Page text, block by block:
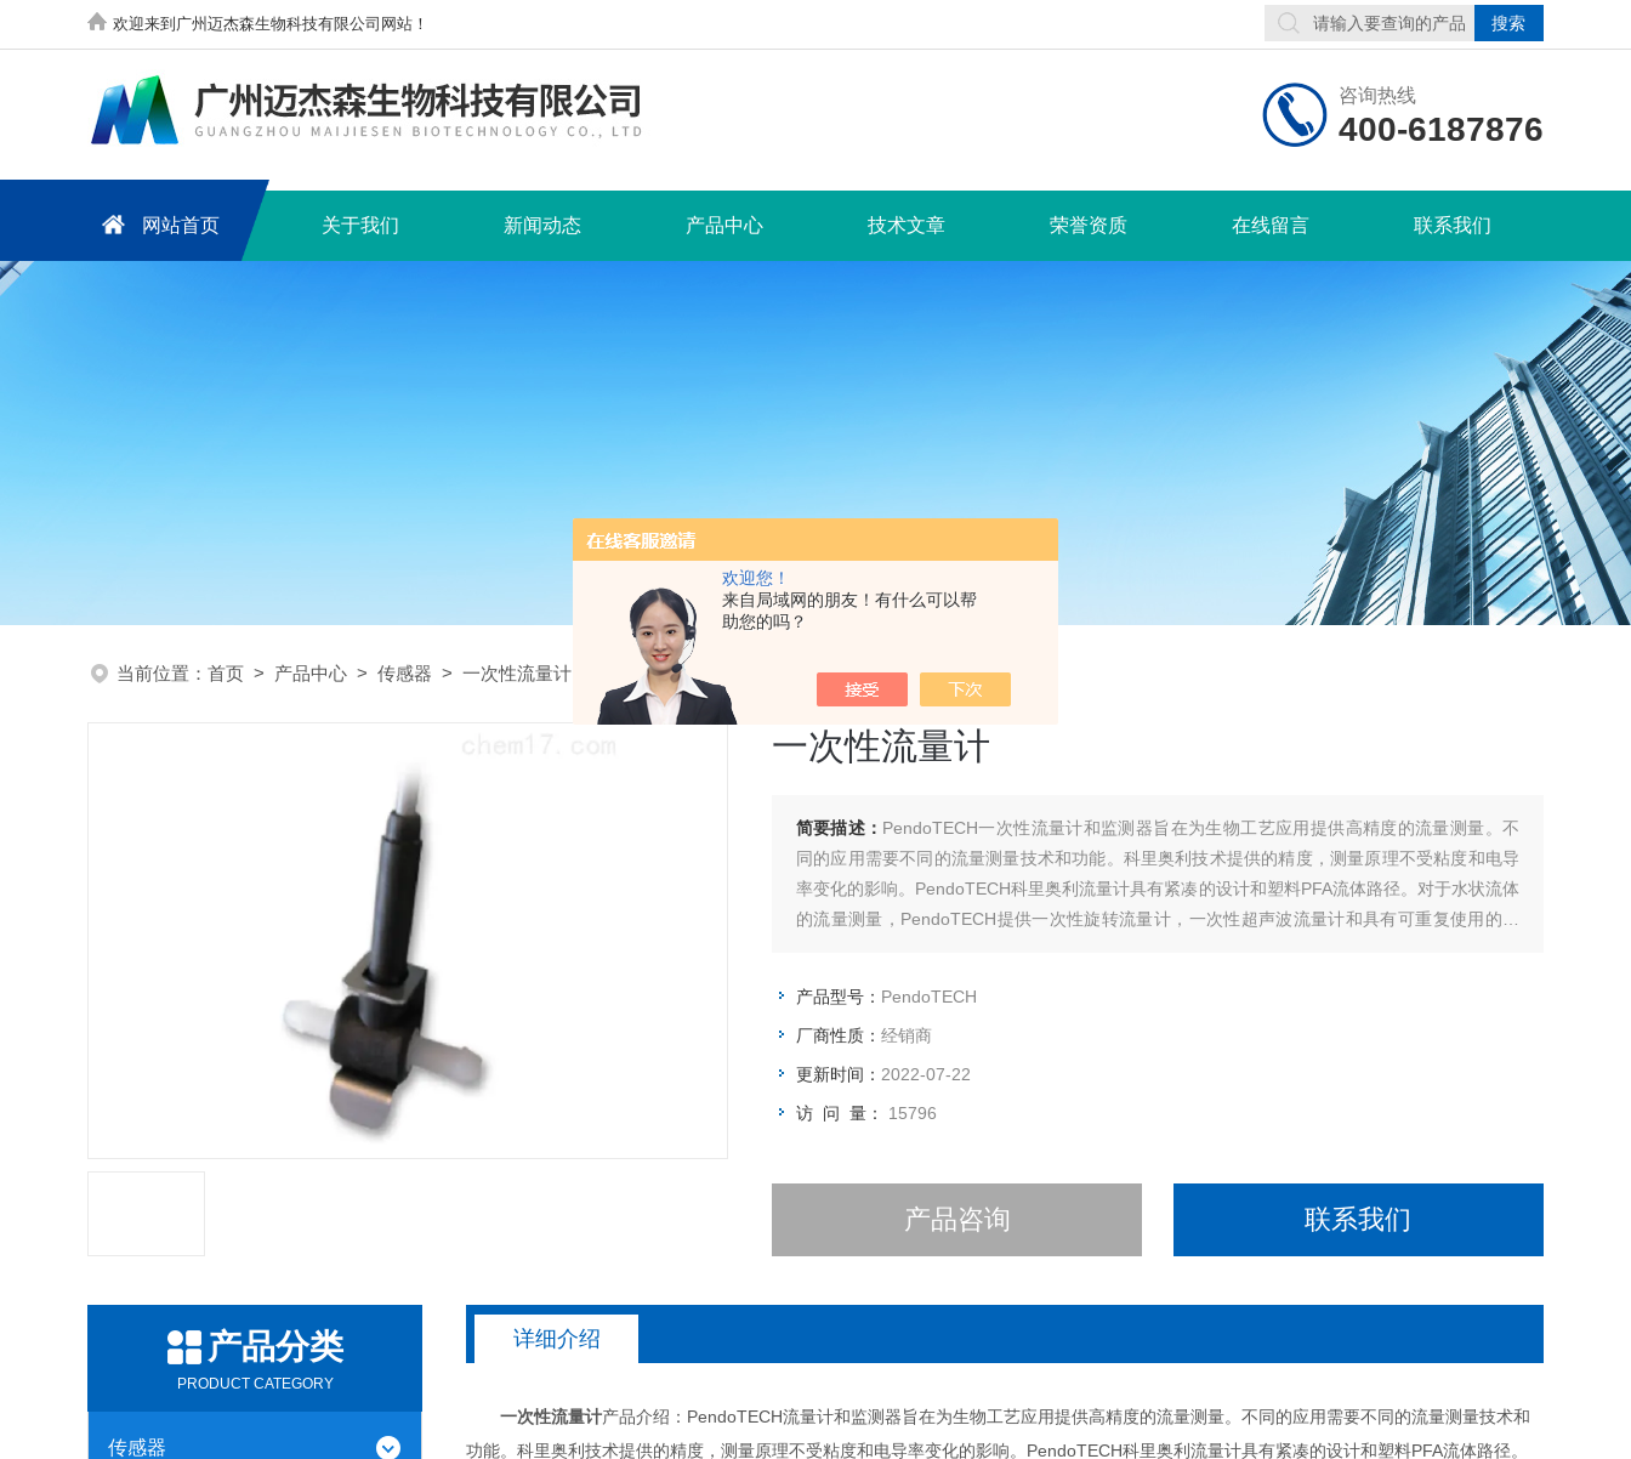
欢迎您！
来自局域网的朋友！有什么可以帮
助您的吗？
欢迎来到广州迈杰森生物科技有限公司网站！
咨询热线
400-6187876
网站首页 关于我们 新闻动态 产品中心 技术文章 荣誉资质 在线留言 联系我们
当前位置： 首页 > 产品中心 > 传感器 > 一次性流量计 PendoTECH一次性流量计
一次性流量计
简要描述： PendoTECH一次性流量计和监测器旨在为生物工艺应用提供高精度的流量测量。不
同的应用需要不同的流量测量技术和功能。科里奥利技术提供的精度，测量原理不受粘度和电导
率变化的影响。PendoTECH科里奥利流量计具有紧凑的设计和塑料PFA流体路径。对于水状流体
的流量测量，PendoTECH提供一次性旋转流量计，一次性超声波流量计和具有可重复使用的流
产品型号： PendoTECH
厂商性质： 经销商
更新时间： 2022-07-22
访 问 量： 15796
产品咨询 联系我们
产品分类
PRODUCT CATEGORY
传感器
详细介绍
一次性流量计产品介绍：PendoTECH流量计和监测器旨在为生物工艺应用提供高精度的流量测量。不同的应用需要不同的流量测量技术和
功能。科里奥利技术提供的精度，测量原理不受粘度和电导率变化的影响。PendoTECH科里奥利流量计具有紧凑的设计和塑料PFA流体路径。